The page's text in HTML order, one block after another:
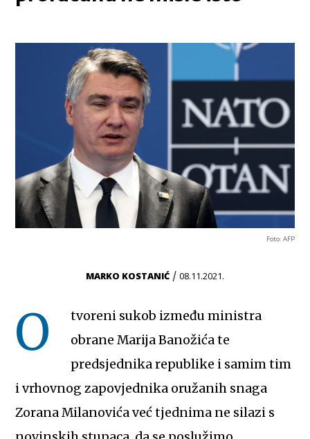
Foto: AFP
MARKO KOSTANIĆ / 08.11.2021.
O
tvoreni sukob između ministra
obrane Marija Banožića te
predsjednika republike i samim tim
i vrhovnog zapovjednika oružanih snaga
Zorana Milanovića već tjednima ne silazi s